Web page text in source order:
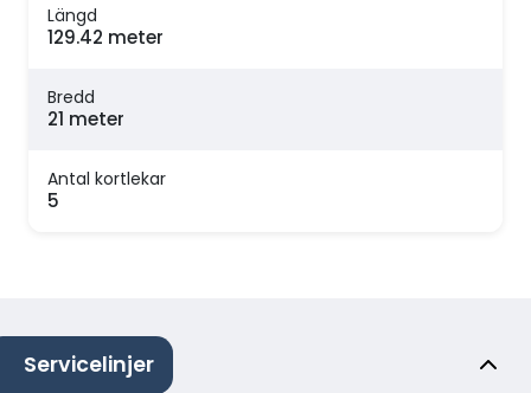
Längd
129.42 meter
Bredd
21 meter
Antal kortlekar
5
Servicelinjer